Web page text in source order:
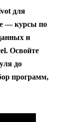
для
— курсы по
и
Освойте
до
программ,